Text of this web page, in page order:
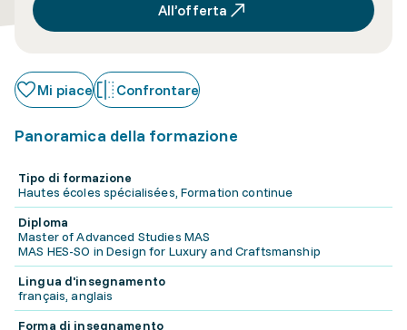
All’offerta
Mi piace Confrontare
Panoramica della formazione
Tipo di formazione
Hautes écoles spécialisées, Formation continue
Diploma
Master of Advanced Studies MAS
MAS HES-SO in Design for Luxury and Craftsmanship
Lingua d'insegnamento
français, anglais
Forma di insegnamento